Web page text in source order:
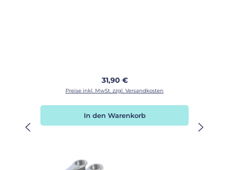
Regulärer Preis:
31,90 €
Preise inkl. MwSt. zzgl. Versandkosten
In den Warenkorb